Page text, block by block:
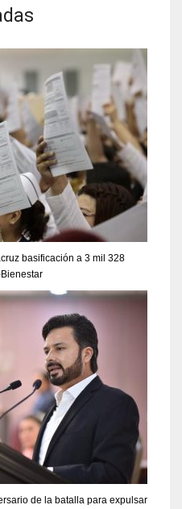
basificación a 3 mil 328
de la batalla para expulsar